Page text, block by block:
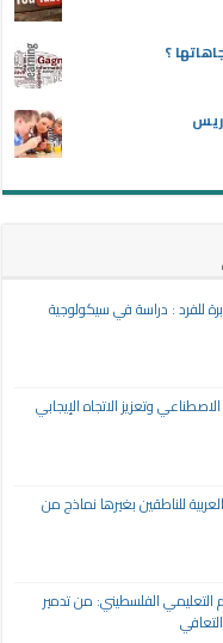
؟
للفرد : دراسة في سيكولوجية
وتعزيز الاتجاه الإيجابي
للناطقين بغيرها نماذج من
النظام التعليمي الفلسطيني: من تدمير